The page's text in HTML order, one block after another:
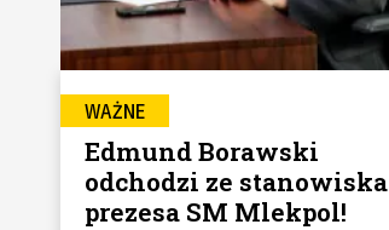
WAŻNE
Edmund Borawski
odchodzi ze stanowiska
prezesa SM Mlekpol!